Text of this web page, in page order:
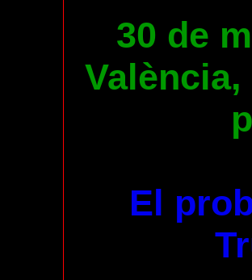
30 de
València,
El